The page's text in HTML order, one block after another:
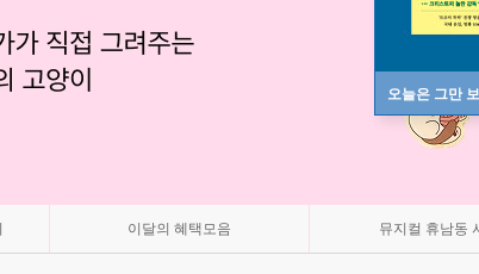
오늘은 그만
이달의 혜택모음 뮤지컬 휴남동